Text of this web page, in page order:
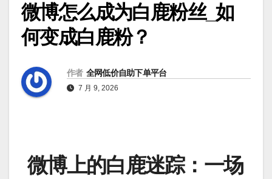
微博怎么成为白鹿粉丝_如
何变成白鹿粉？
作者 全网低价自助下单平台
7 月 9, 2026
微博上的白鹿迷踪：一场